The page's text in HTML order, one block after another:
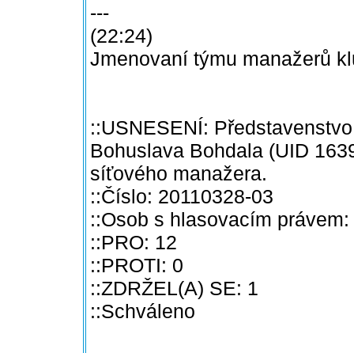
---
(22:24)
Jmenovaní týmu manažerů
::USNESENÍ:
Bohuslava Bohdala (UID
síťového manažera.
::Číslo: 20110328-03
::Osob s hlasovacím právem:
::PRO: 12
::PROTI: 0
::ZDRŽEL(A) SE: 1
::Schváleno